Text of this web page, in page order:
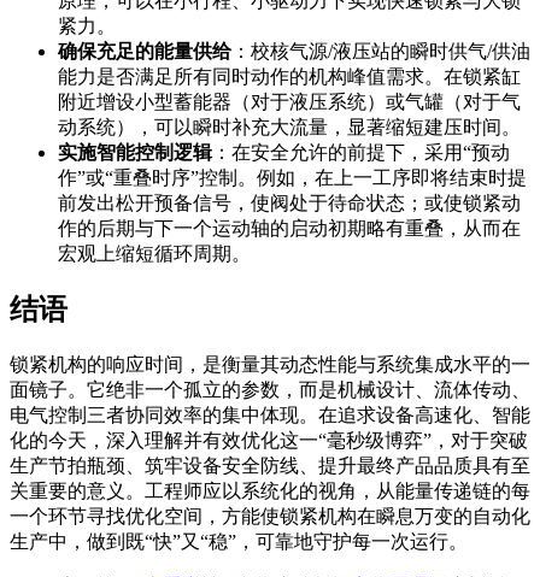
紧力。
确保充足的能量供给：校核气源/液压站的瞬时供气/供油
能力是否满足所有同时动作的机构峰值需求。在锁紧缸
附近增设小型蓄能器（对于液压系统）或气罐（对于气
动系统），可以瞬时补充大流量，显著缩短建压时间。
实施智能控制逻辑：在安全允许的前提下，采用“预动
作”或“重叠时序”控制。例如，在上一工序即将结束时提
前发出松开预备信号，使阀处于待命状态；或使锁紧动
作的后期与下一个运动轴的启动初期略有重叠，从而在
宏观上缩短循环周期。
结语
锁紧机构的响应时间，是衡量其动态性能与系统集成水平的一
面镜子。它绝非一个孤立的参数，而是机械设计、流体传动、
电气控制三者协同效率的集中体现。在追求设备高速化、智能
化的今天，深入理解并有效优化这一“毫秒级博弈”，对于突破
生产节拍瓶颈、筑牢设备安全防线、提升最终产品品质具有至
关重要的意义。工程师应以系统化的视角，从能量传递链的每
一个环节寻找优化空间，方能使锁紧机构在瞬息万变的自动化
生产中，做到既“快”又“稳”，可靠地守护每一次运行。